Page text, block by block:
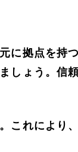
に拠点を持
しょう。信
これにより